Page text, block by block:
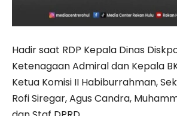
Hadir saat RDP Kepala Dinas
Ketenagaan Admiral dan Kepala
Ketua Komisi II Habiburrahman,
Rofi Siregar, Agus Candra,